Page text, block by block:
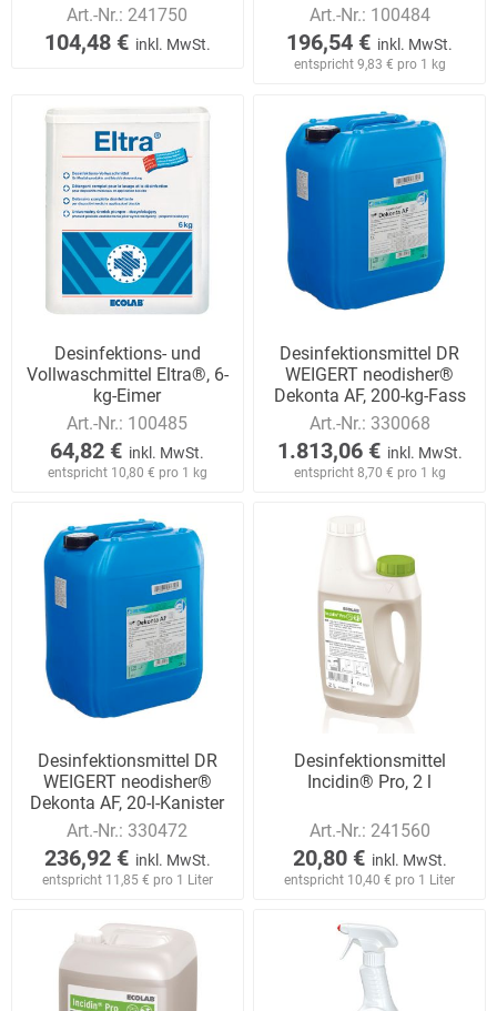
Art.-Nr.: 241750
104,48 € inkl. MwSt.
Art.-Nr.: 100484
196,54 € inkl. MwSt.
entspricht 9,83 € pro 1 kg
Desinfektions- und
Vollwaschmittel Eltra®, 6-
kg-Eimer
Art.-Nr.: 100485
64,82 € inkl. MwSt.
entspricht 10,80 € pro 1 kg
Desinfektionsmittel DR
WEIGERT neodisher®
Dekonta AF, 200-kg-Fass
Art.-Nr.: 330068
1.813,06 € inkl. MwSt.
entspricht 8,70 € pro 1 kg
Desinfektionsmittel DR
WEIGERT neodisher®
Dekonta AF, 20-l-Kanister
Art.-Nr.: 330472
236,92 € inkl. MwSt.
entspricht 11,85 € pro 1 Liter
Desinfektionsmittel
Incidin® Pro, 2 l
Art.-Nr.: 241560
20,80 € inkl. MwSt.
entspricht 10,40 € pro 1 Liter